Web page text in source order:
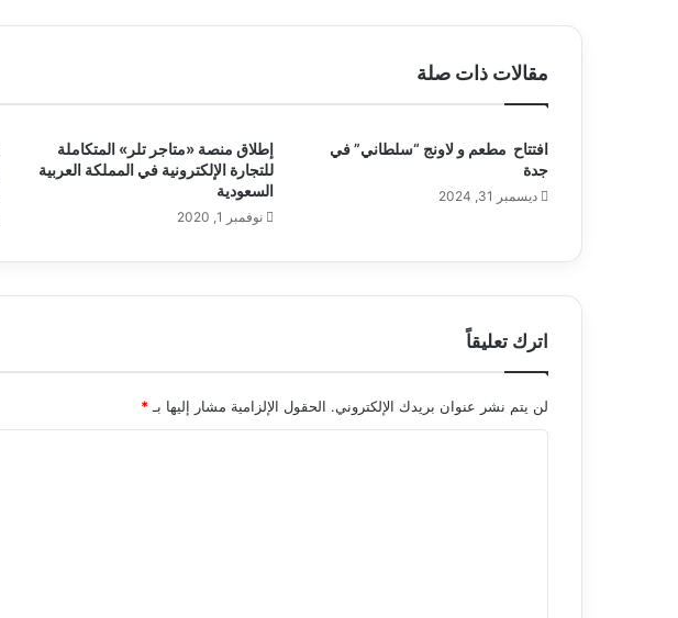
مقالات ذات صلة
افتتاح مطعم و لاونج “سلطاني” في
جدة
ديسمبر 31, 2024
إطلاق منصة «متاجر تلر» المتكاملة
للتجارة الإلكترونية في المملكة العربية
السعودية
نوفمبر 1, 2020
اترك تعليقاً
لن يتم نشر عنوان بريدك الإلكتروني. الحقول الإلزامية مشار إليها بـ *